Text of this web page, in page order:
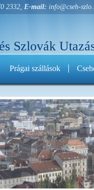
2332, E-mail: info@cseh-
Szlovák
Prágai szállások